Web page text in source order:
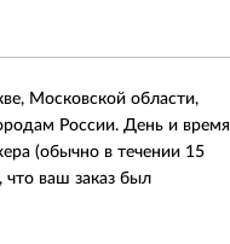
Московской области,
России. День и время
(обычно в течении 15
что ваш заказ был